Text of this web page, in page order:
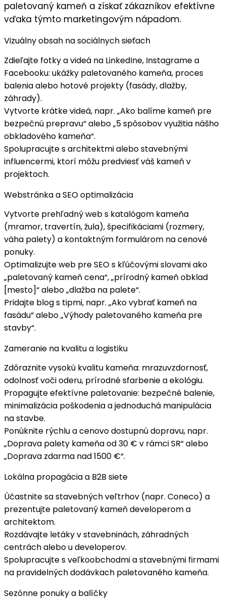
paletovaný kameň a získať zákazníkov efektívne
vďaka týmto marketingovým nápadom.
Vizuálny obsah na sociálnych sieťach
Zdieľajte fotky a videá na LinkedIne, Instagrame a
Facebooku: ukážky paletovaného kameňa, proces
balenia alebo hotové projekty (fasády, dlažby,
záhrady).
Vytvorte krátke videá, napr. „Ako balíme kameň pre
bezpečnú prepravu“ alebo „5 spôsobov využitia nášho
obkladového kameňa“.
Spolupracujte sarchitektmialebo stavebnými
influencermi, ktorí môžu predviesť váš kameň v
projektoch.
Webstránka a SEO optimalizácia
Vytvorte prehľadný webs katalógom kameňa
(mramor, travertín, žula), špecifikáciami (rozmery,
váha palety) a kontaktným formulárom na cenové
ponuky.
Optimalizujte web pre SEO s kľúčovými slovami ako
„paletovaný kameň cena“, „prírodný kameň obklad
[mesto]“ alebo „dlažba na palete“.
Pridajte blogs tipmi, napr. „Ako vybrať kameň na
fasádu“ alebo „Výhody paletovaného kameňa pre
stavby“.
Zameranie na kvalitu a logistiku
Zdôraznitevysokú kvalitu kameňa: mrazuvzdornosť,
odolnosť voči oderu, prírodné sfarbenie a ekológiu.
Propagujteefektívne paletovanie: bezpečné balenie,
minimalizácia poškodenia a jednoduchá manipulácia
na stavbe.
Ponúknite rýchlu a cenovo dostupnú dopravu, napr.
„Doprava palety kameňa od 30 € v rámci SR“ alebo
„Doprava zdarma nad 1500 €“.
Lokálna propagácia a B2B siete
Účastnite sastavebných veľtrhov (napr. Coneco) a
prezentujte paletovaný kameň developerom a
architektom.
Rozdávajte letákyv stavebninách, záhradných
centrách alebo u developerov.
Spolupracujte sveľkoobchodmia stavebnými firmami
na pravidelných dodávkach paletovaného kameňa.
Sezónne ponuky a balíčky